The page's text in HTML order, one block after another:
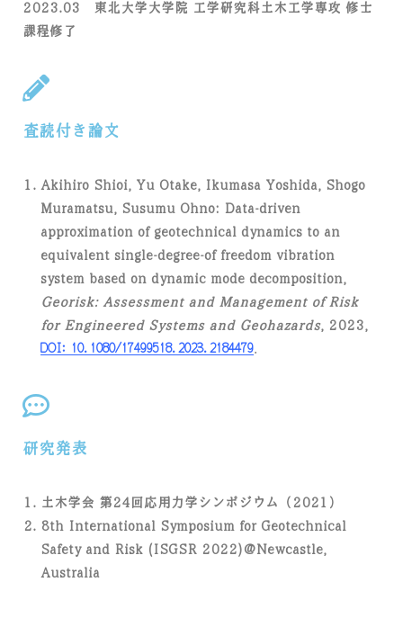
2023.03 東北大学大学院 工学研究科土木工学専攻 修士
課程修了
査読付き論文
Akihiro Shioi, Yu Otake, Ikumasa Yoshida, Shogo
Muramatsu, Susumu Ohno: Data-driven
approximation of geotechnical dynamics to an
equivalent single-degree-of freedom vibration
system based on dynamic mode decomposition,
Georisk: Assessment and Management of Risk
for Engineered Systems and Geohazards, 2023,
DOI: 10.1080/17499518.2023.2184479.
研究発表
土木学会 第24回応用力学シンポジウム（2021）
8th International Symposium for Geotechnical
Safety and Risk (ISGSR 2022)@Newcastle,
Australia